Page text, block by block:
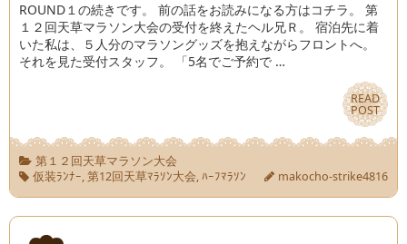
ROUND１の続きです。 前の話をお読みになる方はコチラ。 第
１２回天草マラソン大会の受付を終えたヘル兄Ｒ。 宿泊先に着
いた私は、５人分のマラソングッズを抱えながらフロントへ。
それを見た受付スタッフ。 「5名でご予約で …
READ
POST
READ
POST
第１２回天草マラソン大会
仮装ﾗﾝﾅｰ,第12回天草ﾏﾗｿﾝ大会,ﾊｰﾌﾏﾗｿﾝ makocho-strike4816